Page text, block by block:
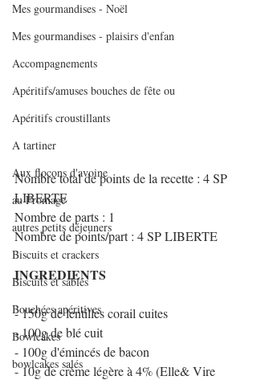
Mes gourmandises - Noël
Mes gourmandises - plaisirs d'enfan
Accompagnements
Apéritifs/amuses bouches de fête ou
Apéritifs croustillants
A tartiner
Aux flocons d'avoine
au Fromage
autres petits déjeuners
Biscuits et crackers
Biscuits et sablés
Bouchées apéritives
Bowlcakes
bowlcakes salés
Nombre total de points de la recette : 4 SP
LIBERTE
Nombre de parts : 1
Nombre de points/part : 4 SP LIBERTE
INGREDIENTS
- 150g de lentilles corail cuites
- 100g de blé cuit
- 100g d'émincés de bacon
- 10g de crème légère à 4% (Elle& Vire